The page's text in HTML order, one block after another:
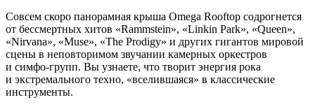
Совсем скоро панорамная крыша Omega Rooftop содрогнется
от бессмертных хитов «Rammstein», «Linkin Park», «Queen»,
«Nirvana», «Muse», «The Prodigy» и других гигантов мировой
сцены в неповторимом звучании камерных оркестров
и симфо-групп. Вы узнаете, что творит энергия рока
и экстремального техно, «вселившаяся» в классические
инструменты.